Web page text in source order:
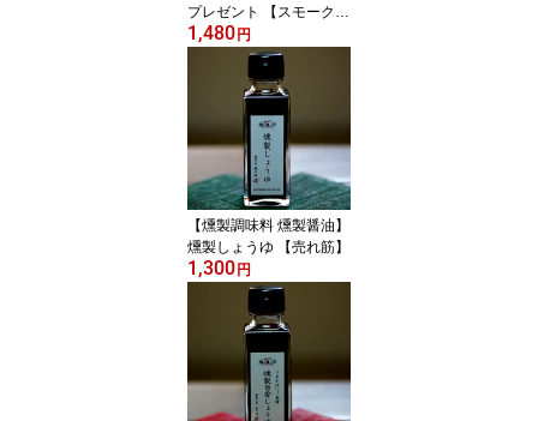
プレゼント 【スモークナ
ッツBox】/ ナッツ/ ギフ
ト/ ミックスナッツ/ 燻製
1,480円
【燻製調味料 燻製醤油】
燻製しょうゆ 【売れ筋】
1,300円